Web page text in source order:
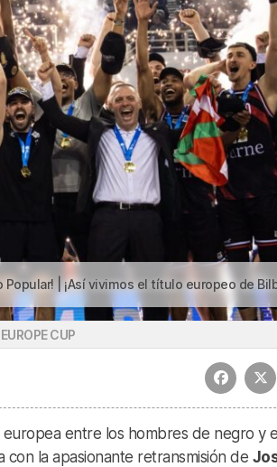
el título europeo de Bilbao Basket en Radio
CUP
europea entre los hombres de negro y
con la apasionante retransmisión de